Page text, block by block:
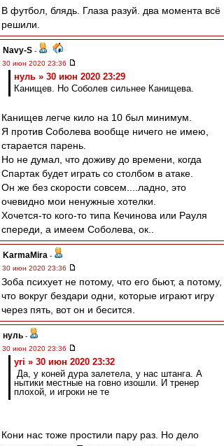
В футбол, блядь. Глаза разуй. два момента всё
решили.
Navy-S -
30 июн 2020 23:36
нуль » 30 июн 2020 23:29
Канищев. Но Соболев сильнее Канищева.
Канищев легче кило на 10 был минимум.
Я против Соболева вообще ничего не имею,
старается парень.
Но не думал, что доживу до времени, когда
Спартак будет играть со столбом в атаке.
Он же без скорости совсем....ладно, это
очевидно мои ненужные хотелки.
Хочется-то кого-то типа Кечинова или Рауля
спереди, а имеем Соболева, ок..
KarmaMira -
30 июн 2020 23:36
Зоба психует не потому, что его бьют, а потому,
что вокруг бездари одни, которые играют игру
через пять, вот он и бесится.
нуль -
30 июн 2020 23:36
yri » 30 июн 2020 23:32
Да, у коней дура залетела, у нас штанга. А
нытики местные на говно изошли. И тренер
плохой, и игроки не те
Кони нас тоже простили пару раз. Но дело